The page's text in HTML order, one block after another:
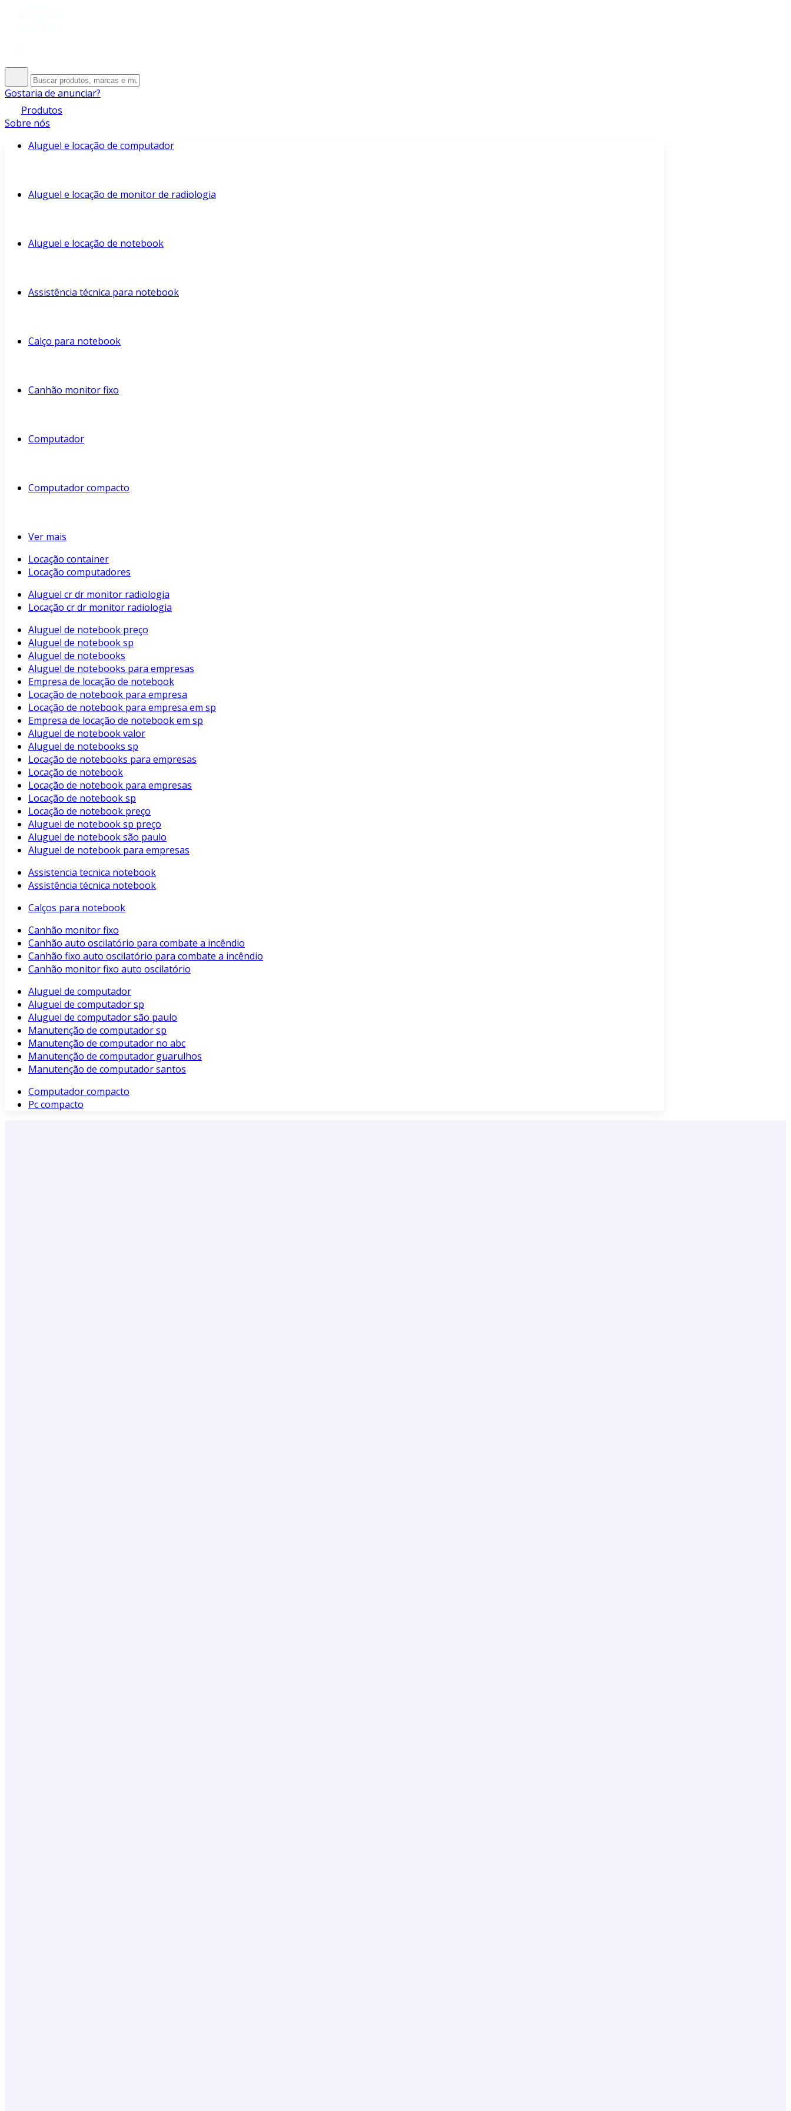
Gostaria de anunciar?
Produtos
Sobre nós
Aluguel e locação de computador
Aluguel e locação de monitor de radiologia
Aluguel e locação de notebook
Assistência técnica para notebook
Calço para notebook
Canhão monitor fixo
Computador
Computador compacto
Ver mais
Locação container
Locação computadores
Aluguel cr dr monitor radiologia
Locação cr dr monitor radiologia
Aluguel de notebook preço
Aluguel de notebook sp
Aluguel de notebooks
Aluguel de notebooks para empresas
Empresa de locação de notebook
Locação de notebook para empresa
Locação de notebook para empresa em sp
Empresa de locação de notebook em sp
Aluguel de notebook valor
Aluguel de notebooks sp
Locação de notebooks para empresas
Locação de notebook
Locação de notebook para empresas
Locação de notebook sp
Locação de notebook preço
Aluguel de notebook sp preço
Aluguel de notebook são paulo
Aluguel de notebook para empresas
Assistencia tecnica notebook
Assistência técnica notebook
Calços para notebook
Canhão monitor fixo
Canhão auto oscilatório para combate a incêndio
Canhão fixo auto oscilatório para combate a incêndio
Canhão monitor fixo auto oscilatório
Aluguel de computador
Aluguel de computador sp
Aluguel de computador são paulo
Manutenção de computador sp
Manutenção de computador no abc
Manutenção de computador guarulhos
Manutenção de computador santos
Computador compacto
Pc compacto